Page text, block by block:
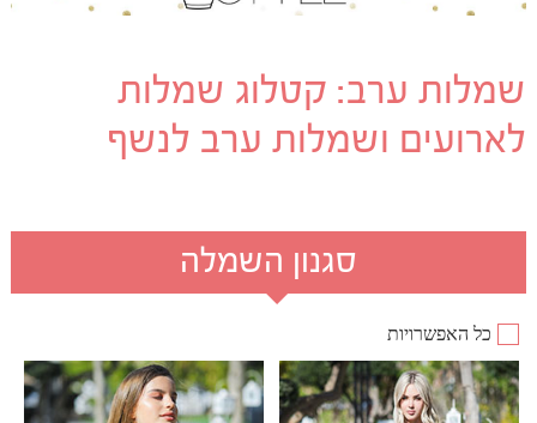
שמלות ערב: קטלוג שמלות
לארועים ושמלות ערב לנשף
סגנון השמלה
כל האפשרויות